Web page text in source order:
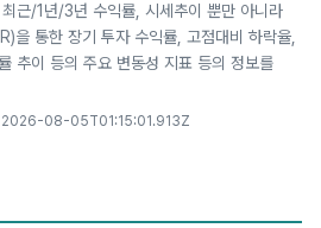
근/1년/3년 수익률, 시세추이 뿐만 아니라
을 통한 장기 투자 수익률, 고점대비 하락율,
추이 등의 주요 변동성 지표 등의 정보를
2026-08-05T01:15:01.913Z